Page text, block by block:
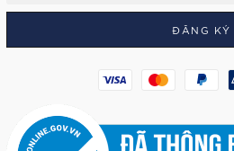
ĐĂNG KÝ